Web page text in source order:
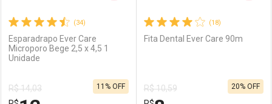
Comprar sem Desconto
Comprar sem Desconto
(34)
Esparadrapo Ever Care
Microporo Bege 2,5 x 4,5 1
Unidade
R$ 14,03
11% OFF
(18)
Fita Dental Ever Care 90m
R$ 10,59
20% OFF